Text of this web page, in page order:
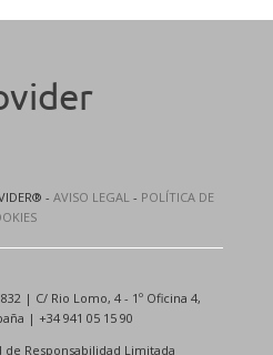
- AVISO LEGAL - POLÍTICA DE
| C/ Rio Lomo, 4 - 1º Oficina 4,
| +34 941 05 15 90
de Responsabilidad Limitada